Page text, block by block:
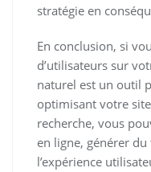
stratégie en
En conclusion, si
d’utilisateurs sur
naturel est un outil
optimisant votre
recherche, vous
en ligne, générer
l’expérience